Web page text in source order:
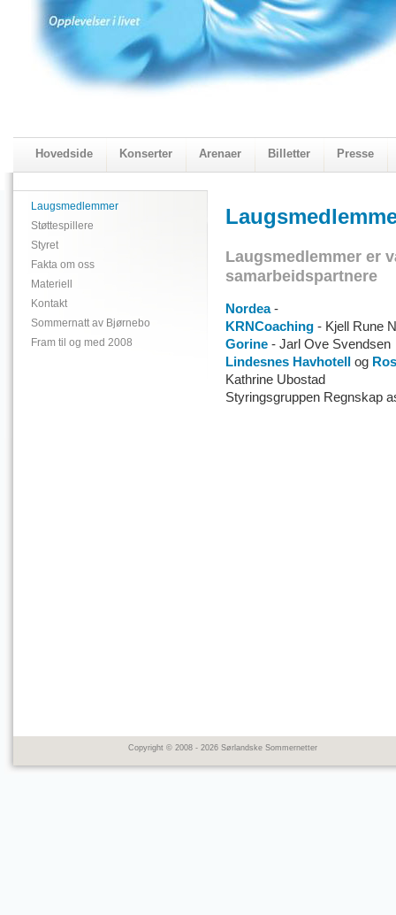
Hovedside Konserter Arenaer Billetter Presse
2018 Programmet Visningskatalogen 2018
Laugsmedlemmer
Støttespillere
Styret
Fakta om oss
Materiell
Kontakt
Sommernatt av Bjørnebo
Fram til og med 2008
Laugsmedlemmer er
samarbeidspartnere
Nordea-
KRNCoaching - Kjell Rune
Gorine - Jarl Ove Svendsen
Lindesnes Havhotell
og
Kathrine Ubostad
Styringsgruppen Regnskap
Copyright © 2008 - 2026 Sørlandske Sommernetter